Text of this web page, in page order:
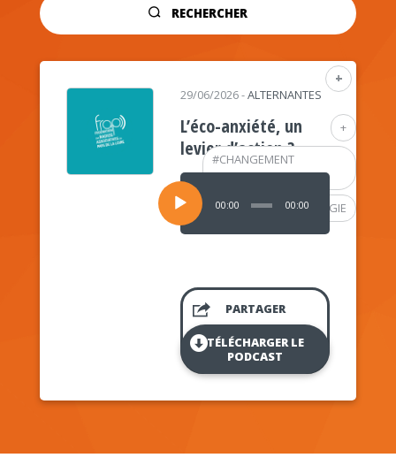
RECHERCHER
+
+
#CHANGEMENT
CLIMATIQUE
#PSYCHOLOGIE
29/06/2026-ALTERNANTES
L’éco-anxiété, un
levier d’action ?
Lecteur
audio
00:00 00:00
PARTAGER
TÉLÉCHARGER LE
PODCAST